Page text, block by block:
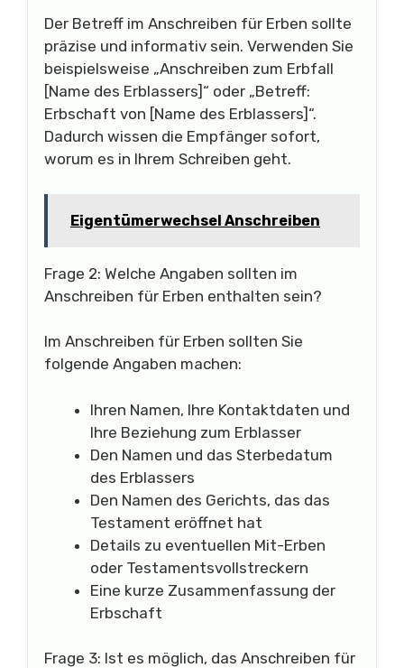
Der Betreff im Anschreiben für Erben sollte
präzise und informativ sein. Verwenden Sie
beispielsweise „Anschreiben zum Erbfall
[Name des Erblassers]“ oder „Betreff:
Erbschaft von [Name des Erblassers]“.
Dadurch wissen die Empfänger sofort,
worum es in Ihrem Schreiben geht.
Eigentümerwechsel Anschreiben
Frage 2: Welche Angaben sollten im
Anschreiben für Erben enthalten sein?
Im Anschreiben für Erben sollten Sie
folgende Angaben machen:
Ihren Namen, Ihre Kontaktdaten und
Ihre Beziehung zum Erblasser
Den Namen und das Sterbedatum
des Erblassers
Den Namen des Gerichts, das das
Testament eröffnet hat
Details zu eventuellen Mit-Erben
oder Testamentsvollstreckern
Eine kurze Zusammenfassung der
Erbschaft
Frage 3: Ist es möglich, das Anschreiben für